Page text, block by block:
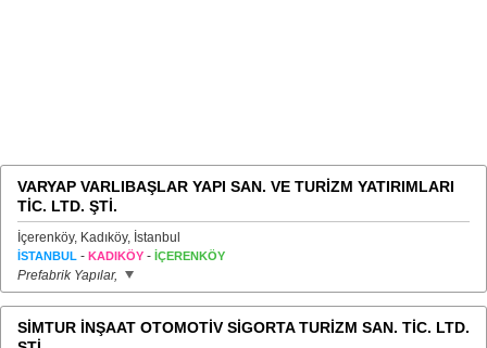
VARYAP VARLIBAŞLAR YAPI SAN. VE TURİZM YATIRIMLARI
TİC. LTD. ŞTİ.
İçerenköy, Kadıköy, İstanbul
İSTANBUL - KADIKÖY - İÇERENKÖY
Prefabrik Yapılar,
SİMTUR İNŞAAT OTOMOTİV SİGORTA TURİZM SAN. TİC. LTD.